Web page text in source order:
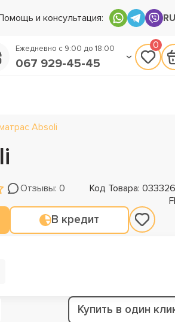
и консультация: RU
Ежедневно с 9:00 до 18:00
067 929-45-45
0
Absoli
Отзывы: 0 Код Товара:
В кредит
Купить в один